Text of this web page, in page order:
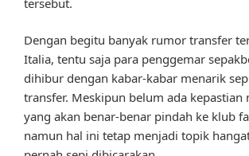
Dengan begitu banyak rumor transfer
Italia, tentu saja para penggemar
dihibur dengan kabar-kabar menarik
transfer. Meskipun belum ada kepastian
yang akan benar-benar pindah ke klub
namun hal ini tetap menjadi topik